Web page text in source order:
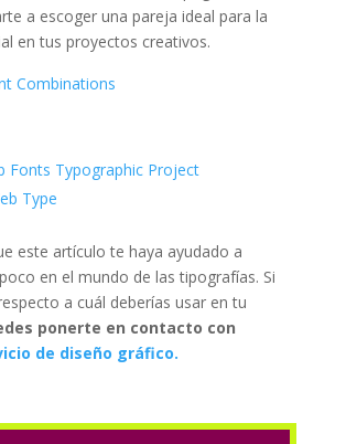
a escoger una pareja ideal para la
en tus proyectos creativos.
Combinations
Fonts Typographic Project
Type
este artículo te haya ayudado a
en el mundo de las tipografías. Si
a cuál deberías usar en tu
ponerte en contacto con
de diseño gráfico.